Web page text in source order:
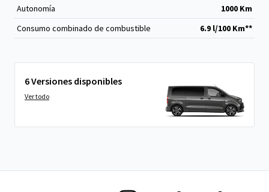
Autonomía
1000 Km
Consumo combinado de combustible
6.9 l/100 Km**
6 Versiones disponibles
Ver todo